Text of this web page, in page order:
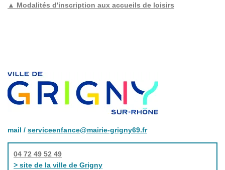
▲ Modalités d'inscription aux accueils de loisirs
mail / serviceenfance@mairie-grigny69.fr
04 72 49 52 49
> site de la ville de Grigny